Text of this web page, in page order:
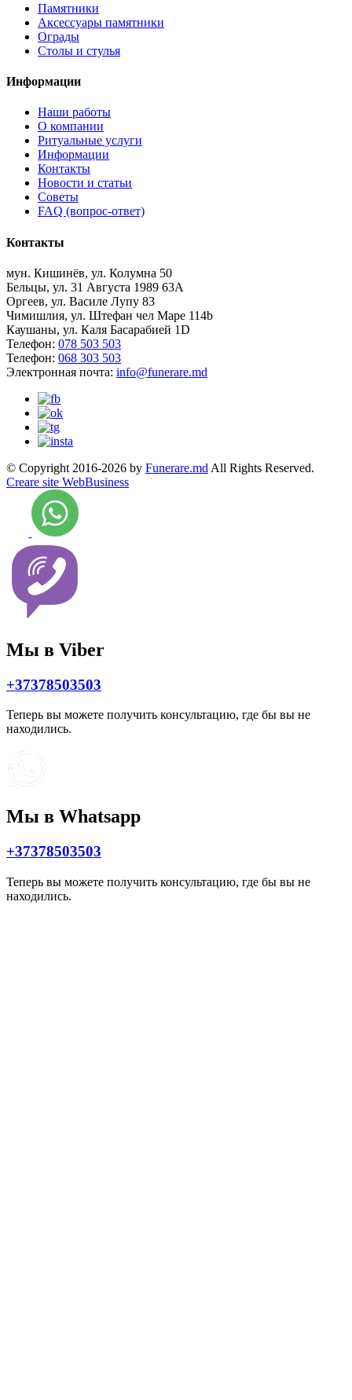
Памятники
Аксессуары памятники
Ограды
Столы и стулья
Информации
Наши работы
О компании
Ритуальные услуги
Информации
Контакты
Новости и статьи
Советы
FAQ (вопрос-ответ)
Контакты
мун. Кишинёв, ул. Колумна 50
Бельцы, ул. 31 Августа 1989 63А
Оргеев, ул. Василе Лупу 83
Чимишлия, ул. Штефан чел Маре 114b
Каушаны, ул. Каля Басарабией 1D
Телефон: 078 503 503
Телефон: 068 303 503
Электронная почта: info@funerare.md
© Copyright 2016-2026 by Funerare.md All Rights Reserved.
Creare site WebBusiness
Мы в Viber
+37378503503
Теперь вы можете получить консультацию, где бы вы не
находились.
Мы в Whatsapp
+37378503503
Теперь вы можете получить консультацию, где бы вы не
находились.